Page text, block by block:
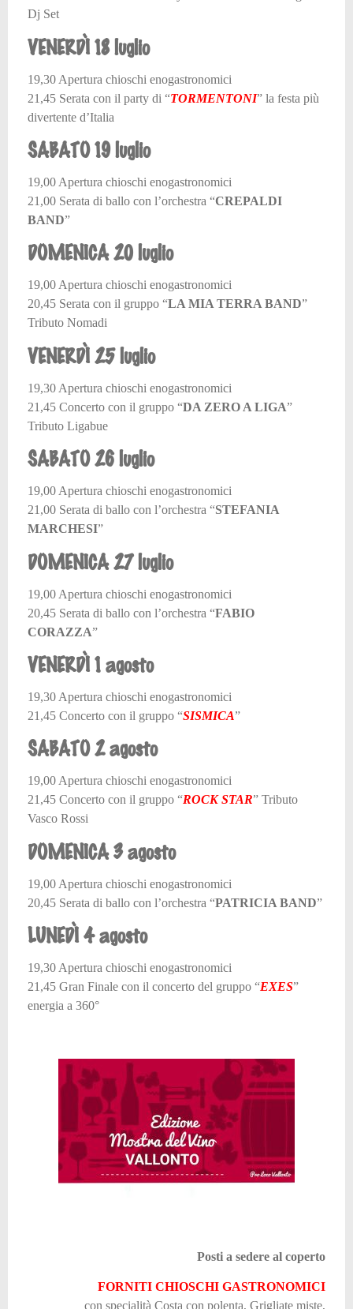
Dj Set
VENERDÌ 18 luglio
19,30 Apertura chioschi enogastronomici
21,45 Serata con il party di “TORMENTONI” la festa più
divertente d’Italia
SABATO 19 luglio
19,00 Apertura chioschi enogastronomici
21,00 Serata di ballo con l’orchestra “CREPALDI
BAND”
DOMENICA 20 luglio
19,00 Apertura chioschi enogastronomici
20,45 Serata con il gruppo “LA MIA TERRA BAND”
Tributo Nomadi
VENERDÌ 25 luglio
19,30 Apertura chioschi enogastronomici
21,45 Concerto con il gruppo “DA ZERO A LIGA”
Tributo Ligabue
SABATO 26 luglio
19,00 Apertura chioschi enogastronomici
21,00 Serata di ballo con l’orchestra “STEFANIA
MARCHESI”
DOMENICA 27 luglio
19,00 Apertura chioschi enogastronomici
20,45 Serata di ballo con l’orchestra “FABIO
CORAZZA”
VENERDÌ 1 agosto
19,30 Apertura chioschi enogastronomici
21,45 Concerto con il gruppo “SISMICA”
SABATO 2 agosto
19,00 Apertura chioschi enogastronomici
21,45 Concerto con il gruppo “ROCK STAR” Tributo
Vasco Rossi
DOMENICA 3 agosto
19,00 Apertura chioschi enogastronomici
20,45 Serata di ballo con l’orchestra “PATRICIA BAND”
LUNEDÌ 4 agosto
19,30 Apertura chioschi enogastronomici
21,45 Gran Finale con il concerto del gruppo “EXES”
energia a 360°
Posti a sedere al coperto
FORNITI CHIOSCHI GASTRONOMICI
con specialità Costa con polenta, Grigliate miste,